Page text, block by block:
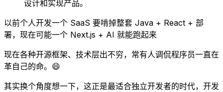
设计和实现产品。
以前个人开发一个 SaaS 要啃掉整套 Java + React + 部
署，现在可能一个 Next.js + AI 就能跑起来
现在各种开源框架、技术层出不穷，常有人调侃程序员一直在
革自己的命。😄
其实换个角度想一下，这正是最适合独立开发者的时代，开发